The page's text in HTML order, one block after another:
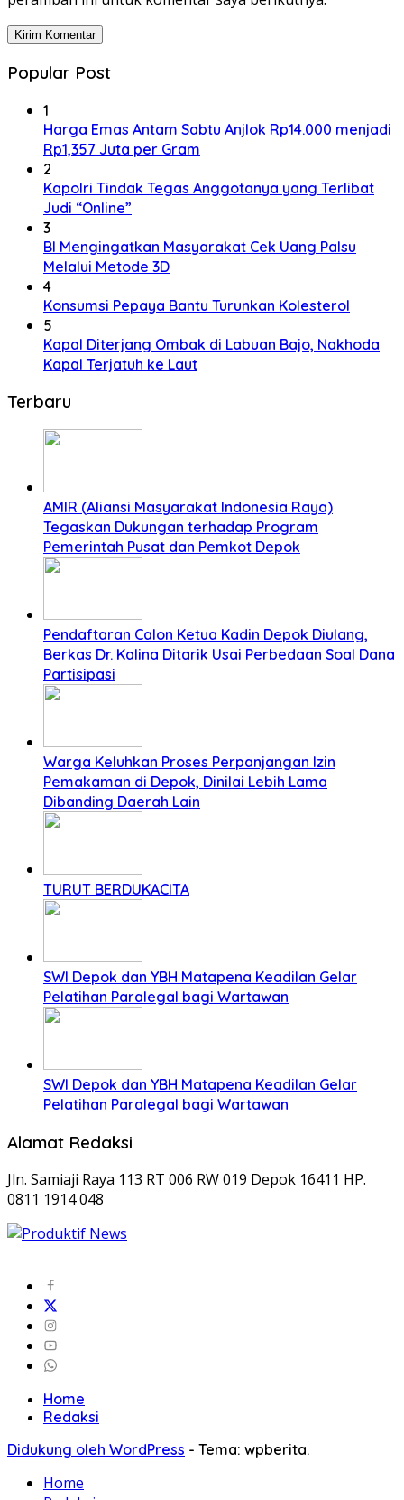
Popular Post
1
Harga Emas Antam Sabtu Anjlok Rp14.000 menjadi
Rp1,357 Juta per Gram
2
Kapolri Tindak Tegas Anggotanya yang Terlibat
Judi “Online”
3
BI Mengingatkan Masyarakat Cek Uang Palsu
Melalui Metode 3D
4
Konsumsi Pepaya Bantu Turunkan Kolesterol
5
Kapal Diterjang Ombak di Labuan Bajo, Nakhoda
Kapal Terjatuh ke Laut
Terbaru
AMIR (Aliansi Masyarakat Indonesia Raya)
Tegaskan Dukungan terhadap Program
Pemerintah Pusat dan Pemkot Depok
Pendaftaran Calon Ketua Kadin Depok Diulang,
Berkas Dr. Kalina Ditarik Usai Perbedaan Soal Dana
Partisipasi
Warga Keluhkan Proses Perpanjangan Izin
Pemakaman di Depok, Dinilai Lebih Lama
Dibanding Daerah Lain
TURUT BERDUKACITA
SWI Depok dan YBH Matapena Keadilan Gelar
Pelatihan Paralegal bagi Wartawan
SWI Depok dan YBH Matapena Keadilan Gelar
Pelatihan Paralegal bagi Wartawan
Alamat Redaksi
Jln. Samiaji Raya 113 RT 006 RW 019 Depok 16411 HP.
0811 1914 048
Home
Redaksi
Didukung oleh WordPress - Tema: wpberita.
Home